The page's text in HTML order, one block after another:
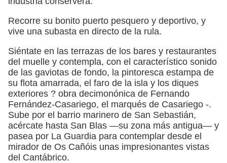
Recorre su bonito puerto pesquero y deportivo, y
vive una subasta en directo de la rula.
Siéntate en las terrazas de los bares y restaurantes
del muelle y contempla, con el característico sonido
de las gaviotas de fondo, la pintoresca estampa de
su flota amarrada, el faro de la isla y los diques
exteriores ? obra decimonónica de Fernando
Fernández-Casariego, el marqués de Casariego -.
Sube por el barrio marinero de San Sebastián,
acércate hasta San Blas —su zona más antigua— y
pasea por La Guardia para contemplar desde el
mirador de Os Cañóis unas impresionantes vistas
del Cantábrico.